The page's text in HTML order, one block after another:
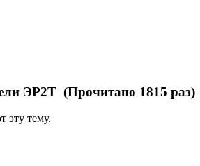
ЭР2Т (Прочитано 1815 раз)
эту тему.